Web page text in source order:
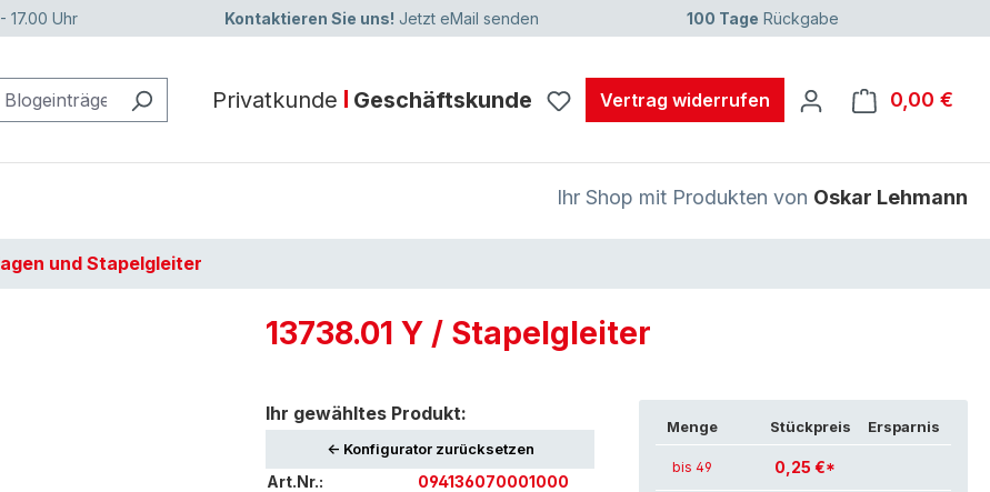
17.00 Uhr Kontaktieren Sie uns! Jetzt eMail senden 100 Tage Rückgabe
Privatkunde Geschäftskunde Vertrag widerrufen 0,00 €
Ihr Shop mit Produkten von Oskar Lehmann
und Stapelgleiter
13738.01 Y / Stapelgleiter
Ihr gewähltes Produkt:
<- Konfigurator zurücksetzen
Art.Nr.:
094136070001000
Menge Stückpreis Ersparnis
bis 49 0,25 €*